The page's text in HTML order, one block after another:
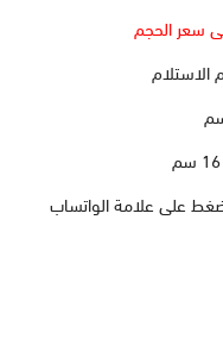
سعر الحجم
الاستلام
على علامة الواتساب